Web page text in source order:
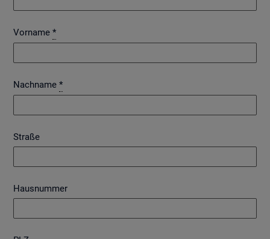
Vorname *
Nachname *
Straße
Hausnummer